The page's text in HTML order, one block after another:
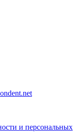
и персональных